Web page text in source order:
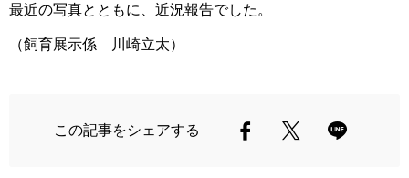
最近の写真とともに、近況報告でした。
（飼育展示係 川崎立太）
この記事をシェアする